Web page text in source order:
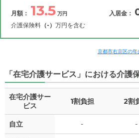
月額： 13.5 万円
介護保険料 （-） 万円を含む
入居金：
補足
月額費用 ?
家賃
京都市右京区の
「在宅介護サービス」における介護
在宅介護サー
ビス
1割負担 2割
自立 - -